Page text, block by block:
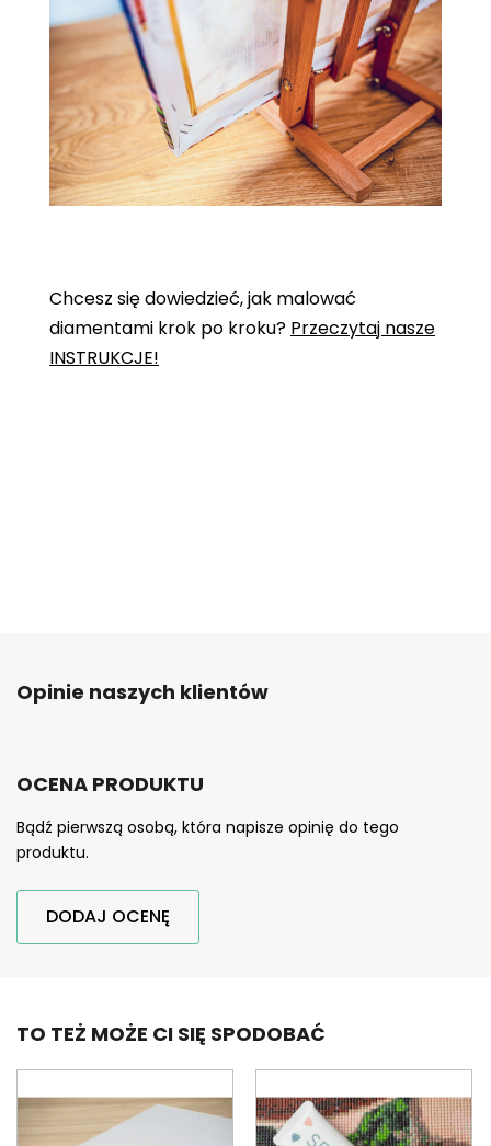
Chcesz się dowiedzieć, jak malować
diamentami krok po kroku? Przeczytaj nasze
INSTRUKCJE!
Opinie naszych klientów
OCENA PRODUKTU
Bądź pierwszą osobą, która napisze opinię do tego
produktu.
DODAJ OCENĘ
TO TEŻ MOŻE CI SIĘ SPODOBAĆ